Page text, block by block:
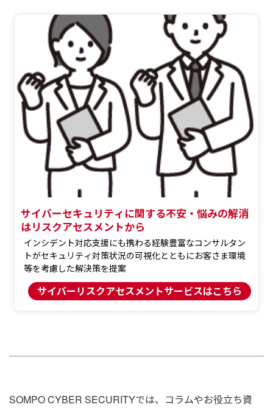
サイバーセキュリティに関する不安・悩みの解消
はリスクアセスメントから
インシデント対応支援にも携わる経験豊富なコンサルタン
トがセキュリティ対策状況の可視化とともにお客さま環境
等を考慮した解決策を提案
サイバーリスクアセスメントサービスはこちら
SOMPO CYBER SECURITYでは、コラムやお役立ち資